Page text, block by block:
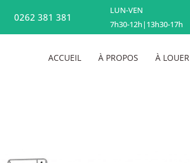
0262 381 381
LUN-VEN
7h30-12h|13h30-17h
ACCUEIL À PROPOS À LOUER